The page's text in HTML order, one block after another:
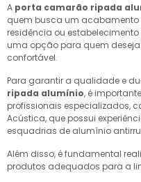
A porta camarão ripada
quem busca um acabamento
residência ou
uma opção para quem
confortável.
Para garantir a qualidade e
ripada alumínio, é
profissionais especializados,
Acústica, que possui
esquadrias de alumínio
Além disso, é fundamental
produtos adequados para a